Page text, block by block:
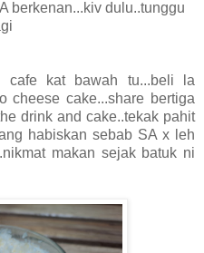
berkenan...kiv dulu..tunggu
cafe kat bawah tu...beli la
cheese cake...share bertiga
drink and cake..tekak pahit
habiskan sebab SA x leh
makan sejak batuk ni